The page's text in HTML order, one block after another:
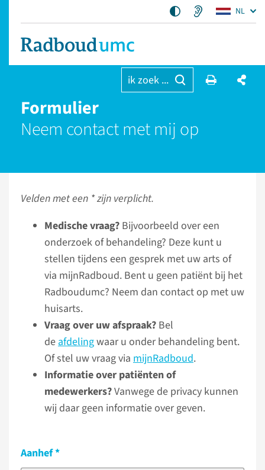
NL
ik zoek ...
Formulier
Neem contact met mij op
Velden met een * zijn verplicht.
Medische vraag? Bijvoorbeeld over een
onderzoek of behandeling? Deze kunt u
stellen tijdens een gesprek met uw arts of
via mijnRadboud. Bent u geen patiënt bij het
Radboudumc? Neem dan contact op met uw
huisarts.
Vraag over uw afspraak? Bel
deafdelingwaar u onder behandeling bent.
Of stel uw vraag via mijnRadboud.
Informatie over patiënten of
medewerkers?Vanwege de privacy kunnen
wij daar geen informatie over geven.
Aanhef